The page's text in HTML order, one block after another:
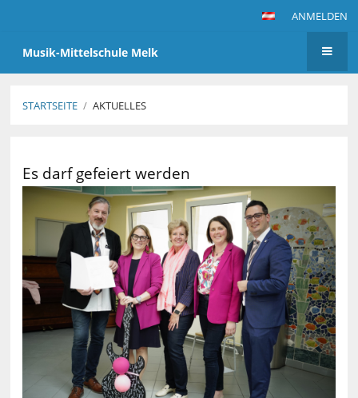
ANMELDEN
Musik-Mittelschule Melk
STARTSEITE / AKTUELLES
Es darf gefeiert werden